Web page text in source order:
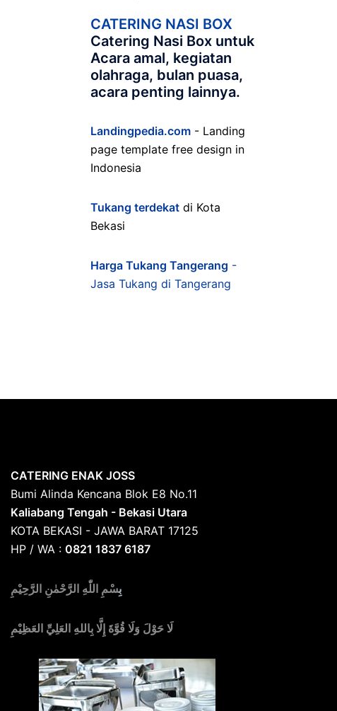
CATERING NASI BOX
Catering Nasi Box untuk
Acara amal, kegiatan
olahraga, bulan puasa,
acara penting lainnya.
Landingpedia.com - Landing
page template free design in
Indonesia
Tukang terdekatdi Kota
Bekasi
Harga Tukang Tangerang -
Jasa Tukang di Tangerang
CATERING ENAK JOSS
Bumi Alinda Kencana Blok E8 No.11
Kaliabang Tengah - Bekasi Utara
KOTA BEKASI - JAWA BARAT 17125
HP / WA : 0821 1837 6187
بِسْمِ اللّٰهِ الرَّحْمٰنِ الرَّحِيْمِ
لَا حَوْلَ وَلَا قُوَّةَ إِلَّا بِاللهِ العَلِيِّ العَظِيْمِ